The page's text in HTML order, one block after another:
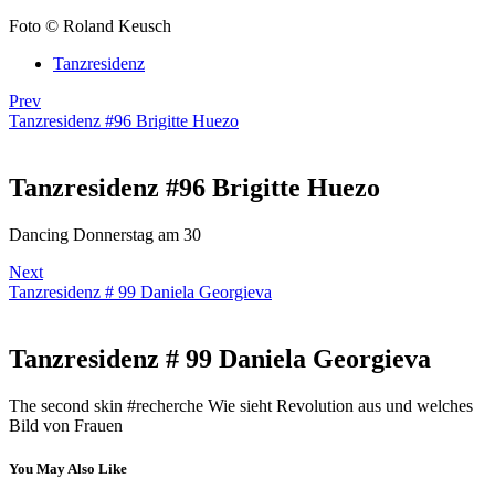
Foto © Roland Keusch
Tanzresidenz
Prev
Tanzresidenz #96 Brigitte Huezo
Tanzresidenz #96 Brigitte Huezo
Dancing Donnerstag am 30
Next
Tanzresidenz # 99 Daniela Georgieva
Tanzresidenz # 99 Daniela Georgieva
The second skin #recherche Wie sieht Revolution aus und welches
Bild von Frauen
You May Also Like